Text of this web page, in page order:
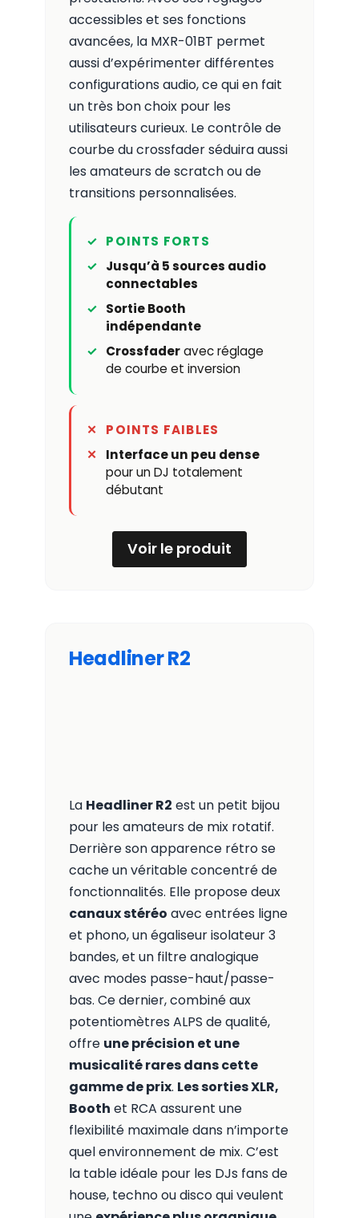
accessibles et ses fonctions
avancées, la MXR-01BT permet
aussi d’expérimenter différentes
configurations audio, ce qui en fait
un très bon choix pour les
utilisateurs curieux. Le contrôle de
courbe du crossfader séduira aussi
les amateurs de scratch ou de
transitions personnalisées.
POINTS FORTS
Jusqu’à 5 sources audio
connectables
Sortie Booth
indépendante
Crossfaderavec réglage
de courbe et inversion
POINTS FAIBLES
Interface un peu dense
pour un DJ totalement
débutant
Voir le produit
Headliner R2
La Headliner R2 est un petit bijou
pour les amateurs de mix rotatif.
Derrière son apparence rétro se
cache un véritable concentré de
fonctionnalités. Elle propose deux
canaux stéréo avec entrées ligne
et phono, un égaliseur isolateur 3
bandes, et un filtre analogique
avec modes passe-haut/passe-
bas. Ce dernier, combiné aux
potentiomètres ALPS de qualité,
offre une précision et une
musicalité rares dans cette
gamme de prix. Les sorties XLR,
Booth et RCA assurent une
flexibilité maximale dans n’importe
quel environnement de mix. C’est
la table idéale pour les DJs fans de
house, techno ou disco qui veulent